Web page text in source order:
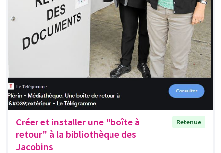
Créer et installer une "boîte à
retour" à la bibliothèque des
Jacobins
Retenue